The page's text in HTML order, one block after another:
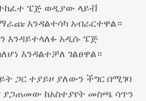
ፔጅ ወዲያው ላይቭ
እንዳልተሳካ አብራርተዋል።
አዲሱ ፔጅ
እንዳልተቻለ ገልፀዋል።
ጋር ተያይዞ ያለውን ችግር በሚገባ
ያጋጠመው ከአስተያየት መስጫ ሳጥን